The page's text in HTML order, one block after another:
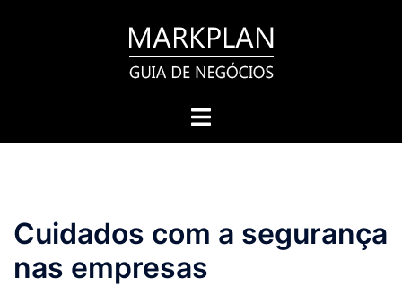
Toggle
Cuidados com a segurança
nas empresas